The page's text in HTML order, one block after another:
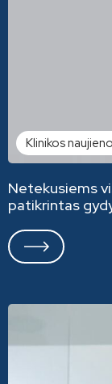
Klinikos
Netekusiems
patikrintas